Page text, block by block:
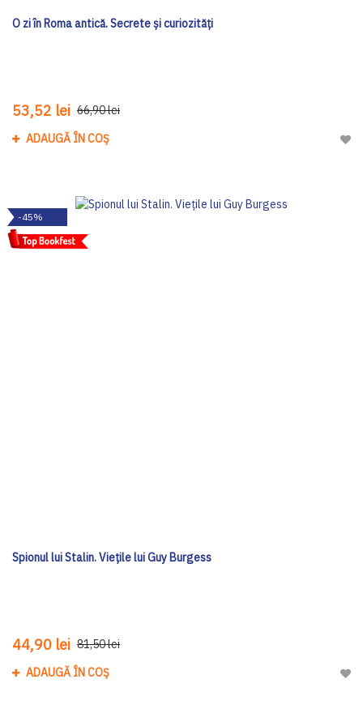
O zi în Roma antică. Secrete şi curiozităţi
53,52 lei 66,90 lei
ADAUGĂ ÎN COȘ
-45%
Spionul lui Stalin. Viețile lui Guy Burgess
44,90 lei 81,50 lei
ADAUGĂ ÎN COȘ